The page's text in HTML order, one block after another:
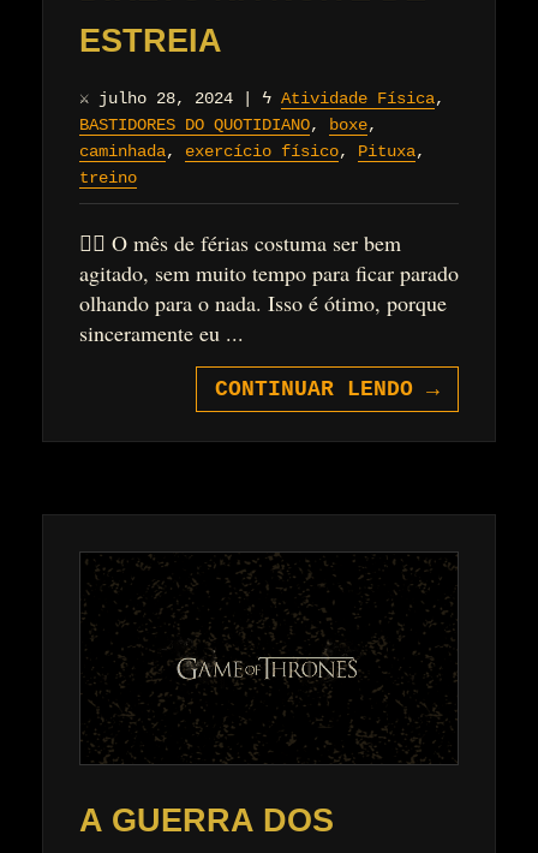
ESTREIA
⚔ julho 28, 2024 ϟ Atividade Física,
BASTIDORES DO QUOTIDIANO, boxe,
caminhada, exercício físico, Pituxa,
treino
🏋️‍♂️ O mês de férias costuma ser bem
agitado, sem muito tempo para ficar parado
olhando para o nada. Isso é ótimo, porque
sinceramente eu ...
CONTINUAR LENDO →
A GUERRA DOS